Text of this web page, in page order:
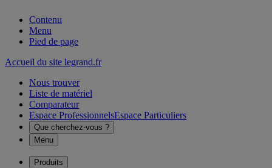
Contenu
Menu
Pied de page
Accueil du site legrand.fr
Nous trouver
Liste de matériel
Comparateur
Espace ProfessionnelsEspace Particuliers
Que cherchez-vous ?
Menu
Produits